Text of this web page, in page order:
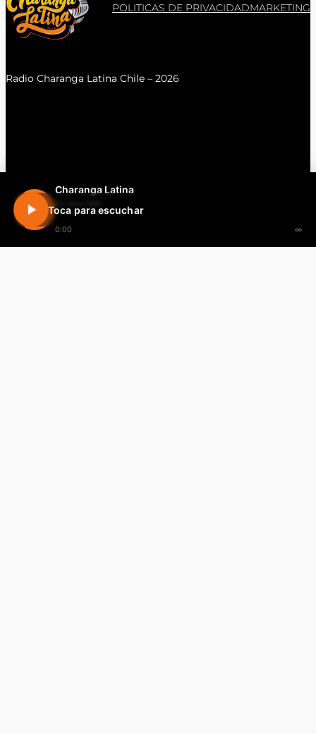
Charanga Latina
En vivo 24h
0:00 ∞
Toca para escuchar
POLITICAS DE PRIVACIDADMARKETING
Radio Charanga Latina Chile – 2026